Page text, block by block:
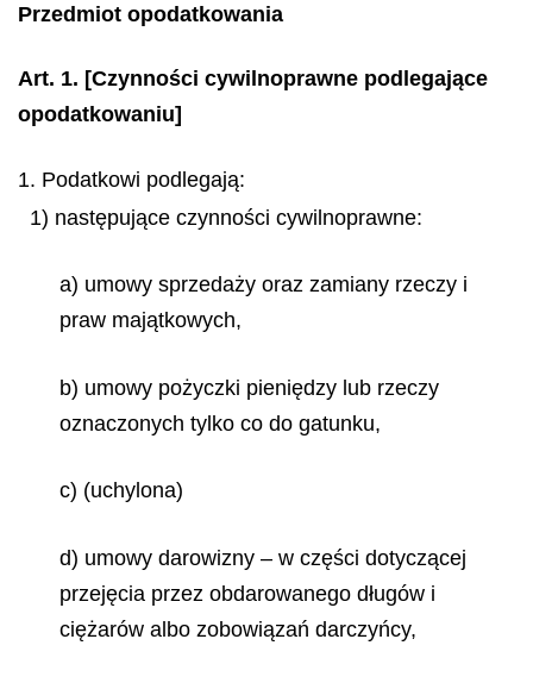
Przedmiot opodatkowania
Art. 1. [Czynności cywilnoprawne podlegające
opodatkowaniu]
1. Podatkowi podlegają:
1) następujące czynności cywilnoprawne:
a) umowy sprzedaży oraz zamiany rzeczy i
praw majątkowych,
b) umowy pożyczki pieniędzy lub rzeczy
oznaczonych tylko co do gatunku,
c) (uchylona)
d) umowy darowizny – w części dotyczącej
przejęcia przez obdarowanego długów i
ciężarów albo zobowiązań darczyńcy,